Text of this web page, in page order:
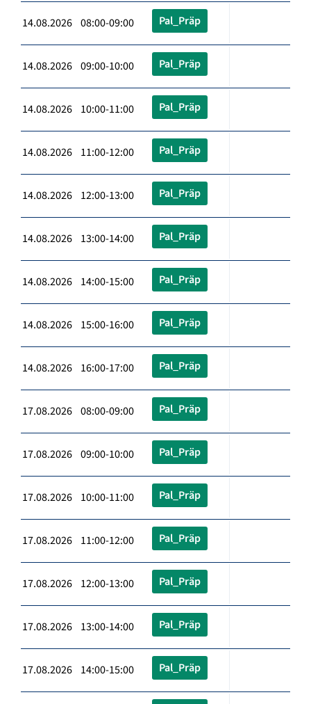
14.08.2026 08:00-09:00 Pal_Präp
14.08.2026 09:00-10:00 Pal_Präp
14.08.2026 10:00-11:00 Pal_Präp
14.08.2026 11:00-12:00 Pal_Präp
14.08.2026 12:00-13:00 Pal_Präp
14.08.2026 13:00-14:00 Pal_Präp
14.08.2026 14:00-15:00 Pal_Präp
14.08.2026 15:00-16:00 Pal_Präp
14.08.2026 16:00-17:00 Pal_Präp
17.08.2026 08:00-09:00 Pal_Präp
17.08.2026 09:00-10:00 Pal_Präp
17.08.2026 10:00-11:00 Pal_Präp
17.08.2026 11:00-12:00 Pal_Präp
17.08.2026 12:00-13:00 Pal_Präp
17.08.2026 13:00-14:00 Pal_Präp
17.08.2026 14:00-15:00 Pal_Präp